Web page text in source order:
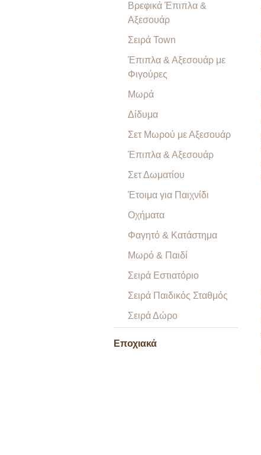
Βρεφικά Έπιπλα &
Αξεσουάρ
Σειρά Town
Έπιπλα & Αξεσουάρ με
Φιγούρες
Μωρά
Δίδυμα
Σετ Μωρού με Αξεσουάρ
Έπιπλα & Αξεσουάρ
Σετ Δωματίου
Έτοιμα για Παιχνίδι
Οχήματα
Φαγητό & Κατάστημα
Μωρό & Παιδί
Σειρά Εστιατόριο
Σειρά Παιδικός Σταθμός
Σειρά Δώρο
Εποχιακά